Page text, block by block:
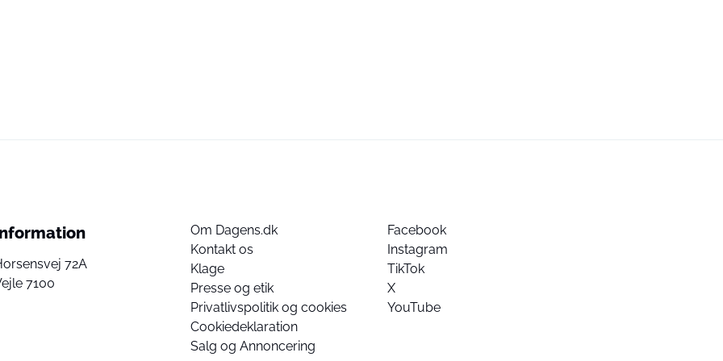
72A
7100
Om Dagens.dk
Kontakt os
Klage
Presse og etik
Privatlivspolitik og cookies
Cookiedeklaration
Salg og Annoncering
Facebook
Instagram
TikTok
X
YouTube